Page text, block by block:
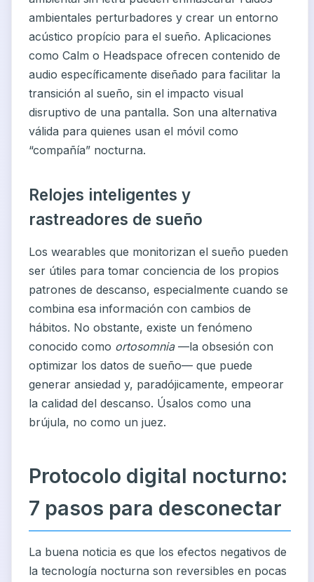
ambientales perturbadores y crear un entorno
acústico propício para el sueño. Aplicaciones
como Calm o Headspace ofrecen contenido de
audio específicamente diseñado para facilitar la
transición al sueño, sin el impacto visual
disruptivo de una pantalla. Son una alternativa
válida para quienes usan el móvil como
“compañía” nocturna.
Relojes inteligentes y
rastreadores de sueño
Los wearables que monitorizan el sueño pueden
ser útiles para tomar conciencia de los propios
patrones de descanso, especialmente cuando se
combina esa información con cambios de
hábitos. No obstante, existe un fenómeno
conocido como ortosomnia—la obsesión con
optimizar los datos de sueño— que puede
generar ansiedad y, paradójicamente, empeorar
la calidad del descanso. Úsalos como una
brújula, no como un juez.
Protocolo digital nocturno:
7 pasos para desconectar
La buena noticia es que los efectos negativos de
la tecnología nocturna son reversibles en pocas